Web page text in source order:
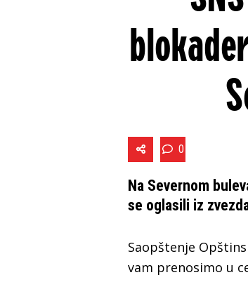
0
Na Severnom
se oglasili iz
Saopštenje O
vam prenosimo u